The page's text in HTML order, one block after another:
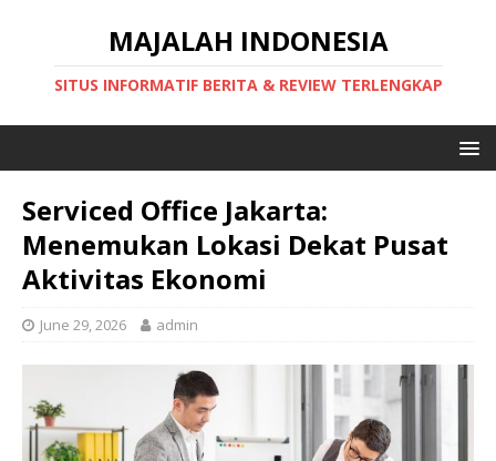
MAJALAH INDONESIA
SITUS INFORMATIF BERITA & REVIEW TERLENGKAP
Serviced Office Jakarta:
Menemukan Lokasi Dekat Pusat
Aktivitas Ekonomi
June 29, 2026 admin